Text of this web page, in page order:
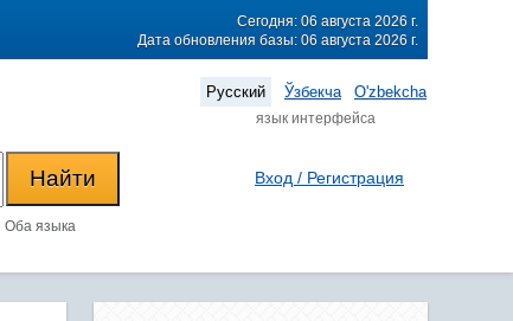
Сегодня: 06 августа 2026 г.
Дата обновления базы: 06 августа 2026 г.
Русский Ўзбекча O'zbekcha
язык интерфейса
Оба языка
Вход / Регистрация